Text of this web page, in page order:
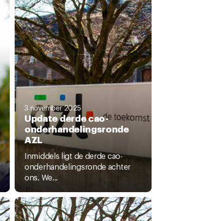
3 november 2025
Update derde cao-
onderhandelingsronde
AZL
Inmiddels ligt de derde cao-
onderhandelingsronde achter
ons. We...